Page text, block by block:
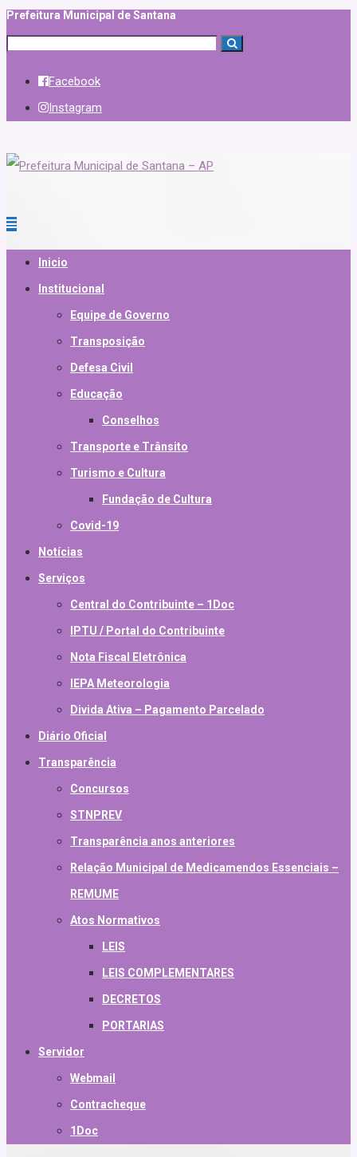
Prefeitura Municipal de Santana
Facebook
Instagram
Inicio
Institucional
Equipe de Governo
Transposição
Defesa Civil
Educação
Conselhos
Transporte e Trânsito
Turismo e Cultura
Fundação de Cultura
Covid-19
Notícias
Serviços
Central do Contribuinte – 1Doc
IPTU / Portal do Contribuinte
Nota Fiscal Eletrônica
IEPA Meteorologia
Divida Ativa – Pagamento Parcelado
Diário Oficial
Transparência
Concursos
STNPREV
Transparência anos anteriores
Relação Municipal de Medicamendos Essenciais –
REMUME
Atos Normativos
LEIS
LEIS COMPLEMENTARES
DECRETOS
PORTARIAS
Servidor
Webmail
Contracheque
1Doc